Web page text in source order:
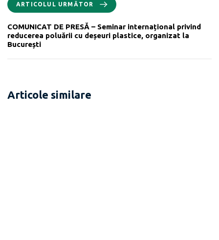
ARTICOLUL URMĂTOR
COMUNICAT DE PRESĂ – Seminar internațional privind
reducerea poluării cu deșeuri plastice, organizat la
București
Articole similare